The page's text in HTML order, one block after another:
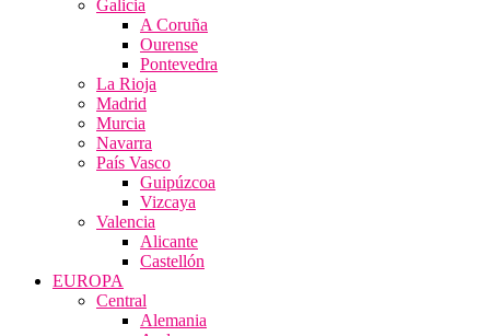
Galicia
A Coruña
Ourense
Pontevedra
La Rioja
Madrid
Murcia
Navarra
País Vasco
Guipúzcoa
Vizcaya
Valencia
Alicante
Castellón
EUROPA
Central
Alemania